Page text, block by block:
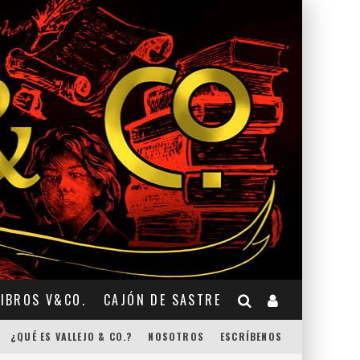
V&CO. CAJÓN DE SASTRE
¿QUÉ ES VALLEJO & CO.? NOSOTROS ESCRÍBENOS